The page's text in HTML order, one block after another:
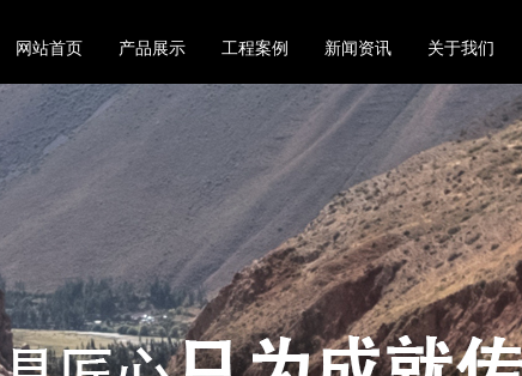
网站首页 产品展示 工程案例 新闻资讯 关于我们